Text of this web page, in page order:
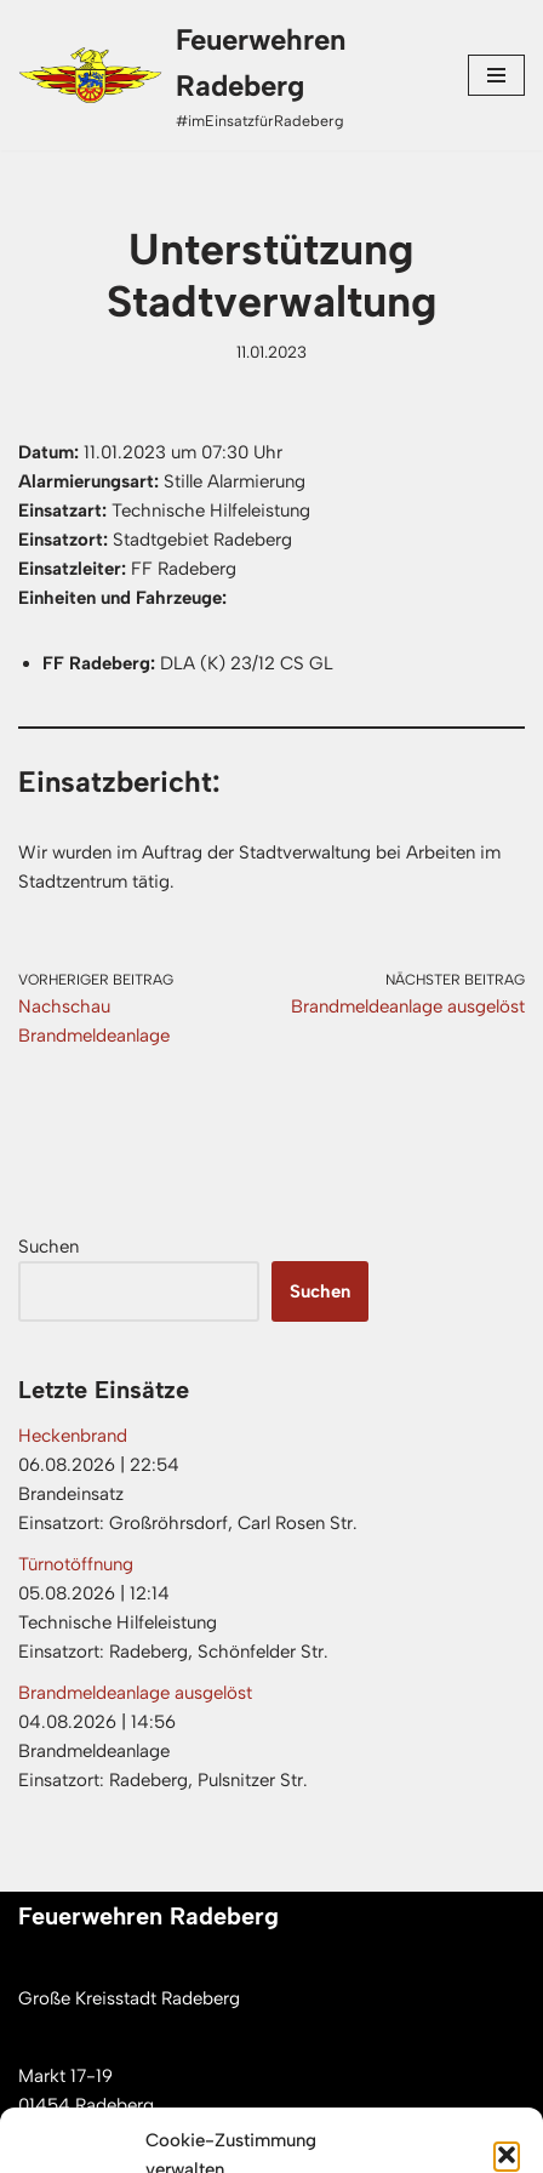
Cookie-Zustimmung
Zum
Inhalt
Feuerwehren
Radeberg
#imEinsatzfürRadeberg
Unterstützung
Stadtverwaltung
11.01.2023
Datum: 11.01.2023 um 07:30 Uhr
Alarmierungsart: Stille Alarmierung
Einsatzart: Technische Hilfeleistung
Einsatzort: Stadtgebiet Radeberg
Einsatzleiter: FF Radeberg
Einheiten und Fahrzeuge:
FF Radeberg: DLA (K) 23/12 CS GL
Einsatzbericht:
Wir wurden im Auftrag der Stadtverwaltung bei Arbeiten im
Stadtzentrum tätig.
VORHERIGER BEITRAG
Nachschau
Brandmeldeanlage
NÄCHSTER BEITRAG
Brandmeldeanlage ausgelöst
Suchen
Suchen
Letzte Einsätze
Heckenbrand
06.08.2026
22:54
Brandeinsatz
Einsatzort: Großröhrsdorf, Carl Rosen Str.
Türnotöffnung
05.08.2026
12:14
Technische Hilfeleistung
Einsatzort: Radeberg, Schönfelder Str.
Brandmeldeanlage ausgelöst
04.08.2026
14:56
Brandmeldeanlage
Einsatzort: Radeberg, Pulsnitzer Str.
Feuerwehren Radeberg
Große Kreisstadt Radeberg
Markt 17-19
01454 Radeberg